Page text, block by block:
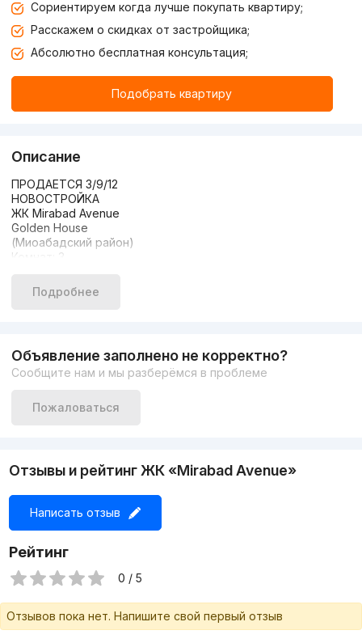
Сориентируем когда лучше покупать квартиру;
Расскажем о скидках от застройщика;
Абсолютно бесплатная консультация;
Подобрать квартиру
Описание
ПРОДАЕТСЯ 3/9/12
НОВОСТРОЙКА
ЖК Mirabad Avenue
Golden House
(Миоабадский район)
Комнат: 3
Этажность: 12
Общая площадь: 50м2
+998 90 821 84 44
Лучшие предложение по продаже квартир:
Подробнее
Объявление заполнено не корректно?
Сообщите нам и мы разберёмся в проблеме
Пожаловаться
Отзывы и рейтинг ЖК «Mirabad Avenue»
Написать отзыв
Рейтинг
0 / 5
Отзывов пока нет. Напишите свой первый отзыв